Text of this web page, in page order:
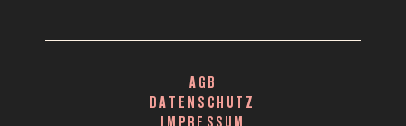
AGB
DATENSCHUTZ
IMPRESSUM